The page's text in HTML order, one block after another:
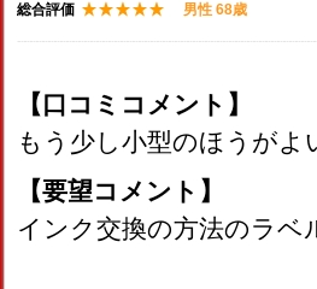
総合評価 男性 68歳
【口コミコメント】
もう少し小型のほうがよ
【要望コメント】
インク交換の方法のラ